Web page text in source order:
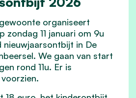
organiseert
zondag 11 januari om 9u
nieuwjaarsontbijt in De
We gaan van start
rond 11u. Er is